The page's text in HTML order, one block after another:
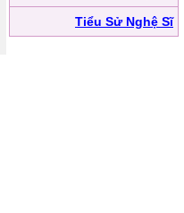
Tiểu Sử Nghệ Sĩ